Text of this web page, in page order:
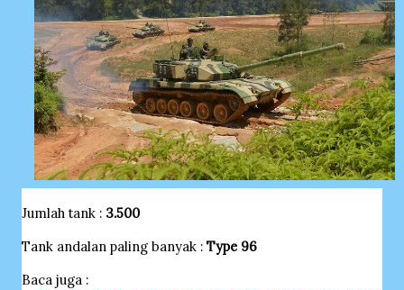
Jumlah tank : 3.500
Tank andalan paling banyak : Type 96
Baca juga :